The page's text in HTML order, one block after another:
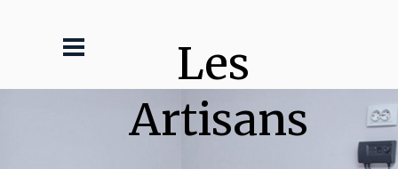
Les
Artisans